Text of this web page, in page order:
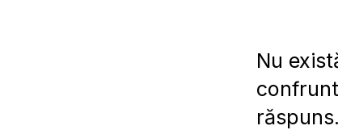
Nu
răspuns.